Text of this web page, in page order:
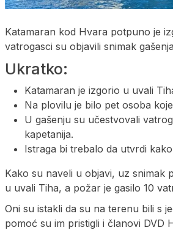
Katamaran kod Hvara potpuno je
vatrogasci su objavili snimak
Ukratko:
Katamaran je izgorio u uvali
Na plovilu je bilo pet osoba
U gašenju su učestvovali
kapetanija.
Istraga bi trebalo da utvrdi
Kako su naveli u objavi, uz snimak
u uvali Tiha, a požar je gasilo 10
Oni su istakli da su na terenu bili s
pomoć su im pristigli i članovi DVD